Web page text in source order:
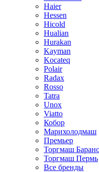
Haier
Hessen
Hicold
Hualian
Hurakan
Kayman
Kocateq
Polair
Radax
Rosso
Tatra
Unox
Viatto
Кобор
Марихолодмаш
Премьер
Торгмаш
Торгмаш Пермь
Все бренды